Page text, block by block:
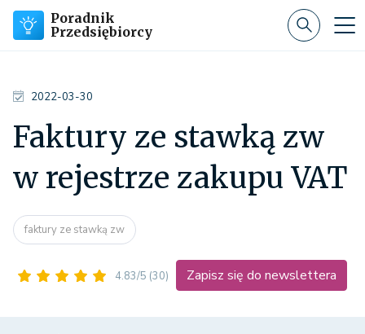
Poradnik
Przedsiębiorcy
2022-03-30
Faktury ze stawką zw
w rejestrze zakupu VAT
faktury ze stawką zw
4.83/5 (30) Zapisz się do newslettera